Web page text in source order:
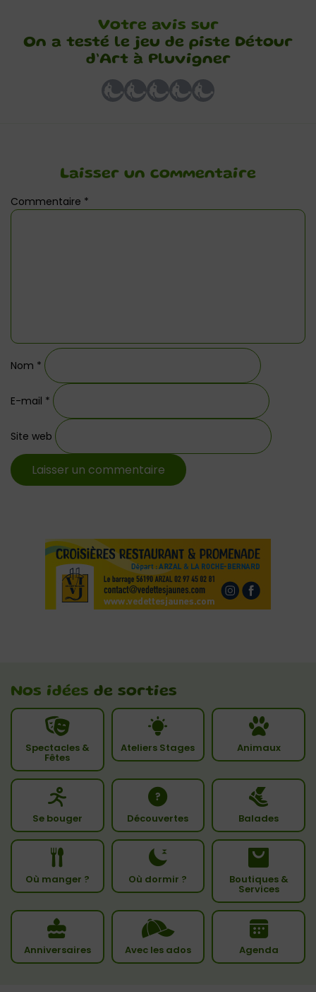
Votre avis sur
On a testé le jeu de piste Détour
d’Art à Pluvigner
Laisser un commentaire
Commentaire *
Nom *
E-mail *
Site web
Nos idées de sorties
Spectacles &
Fêtes
Ateliers Stages Animaux
Se bouger Découvertes Balades
Où manger ? Où dormir ? Boutiques &
Services
Anniversaires Avec les ados Agenda